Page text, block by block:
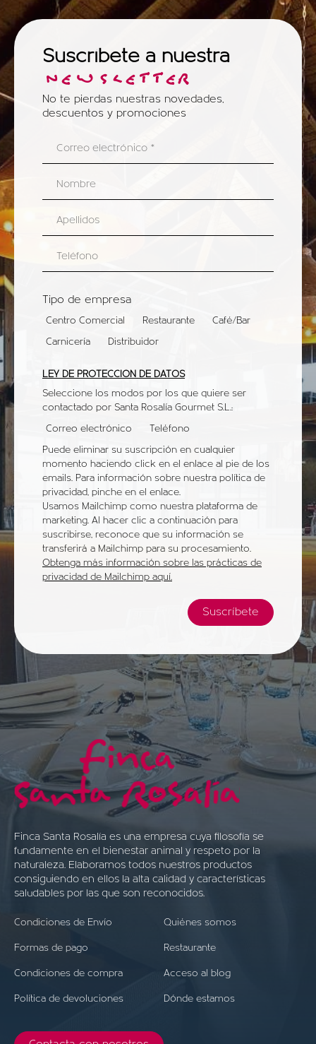
Suscríbete a nuestra
NEWSLETTER
No te pierdas nuestras novedades,
descuentos y promociones
Tipo de empresa
Centro Comercial Restaurante
Café/Bar
Carnicería
Distribuidor
LEY DE PROTECCIÓN DE DATOS
Seleccione los modos por los que quiere ser
contactado por Santa Rosalía Gourmet S.L.:
Correo electrónico
Teléfono
Puede eliminar su suscripción en cualquier
momento haciendo click en el enlace al pie de los
emails. Para información sobre nuestra política de
privacidad, pinche en el enlace.
Usamos Mailchimp como nuestra plataforma de
marketing. Al hacer clic a continuación para
suscribirse, reconoce que su información se
transferirá a Mailchimp para su procesamiento.
Obtenga más información sobre las prácticas de
privacidad de Mailchimp aquí.
Finca Santa Rosalía es una empresa cuya filosofía se
fundamente en el bienestar animal y respeto por la
naturaleza. Elaboramos todos nuestros productos
consiguiendo en ellos la alta calidad y características
saludables por las que son reconocidos.
Condiciones de Envío
Formas de pago
Condiciones de compra
Política de devoluciones
Quiénes somos
Restaurante
Acceso al blog
Dónde estamos